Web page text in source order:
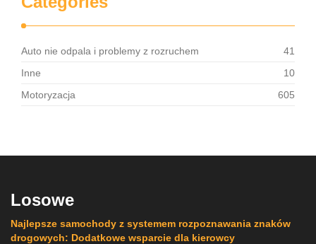
Auto nie odpala i problemy z rozruchem
41
Inne
10
Motoryzacja
605
Losowe
Najlepsze samochody z systemem rozpoznawania znaków
drogowych: Dodatkowe wsparcie dla kierowcy